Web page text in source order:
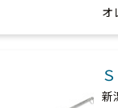
オ
新